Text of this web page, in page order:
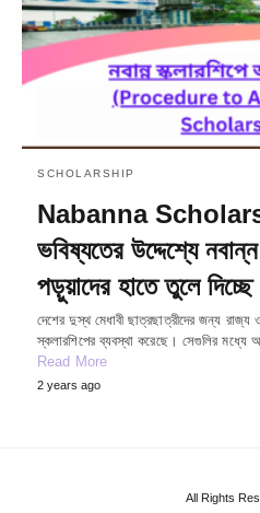
SCHOLARSHIP
Nabanna
ভবিষ্যতের উদ্দেশ্যে
পড়ুয়াদের হাতে তুলে
দেশের দুস্থ মেধাবী ছাত্রছাত্রীদের জন্য রাজ্য
স্কলারশিপের ব্যবস্থা করেছে। সেগুলির
Read More
2 years ago
All Rights